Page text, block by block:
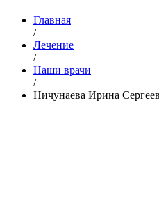
Главная
/
Лечение
/
Наши врачи
/
Ничунаева Ирина